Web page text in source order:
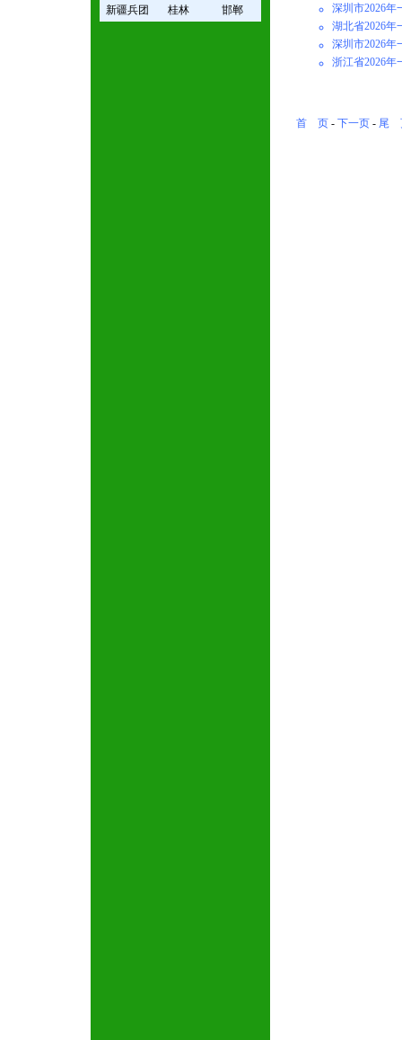
新疆兵团
桂林 邯郸
深圳市2026年
湖北省2026年
深圳市2026年
浙江省2026年
首 页 - 下一页 - 尾